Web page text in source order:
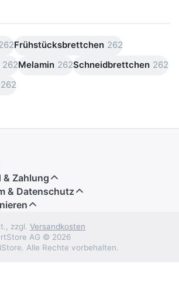
Frühstücksbrettchen 262
262Melamin 262Schneidbrettchen 262
262
& Zahlung
& Datenschutz
zzgl. Versandkosten
AG © 2026
Alle Rechte vorbehalten.